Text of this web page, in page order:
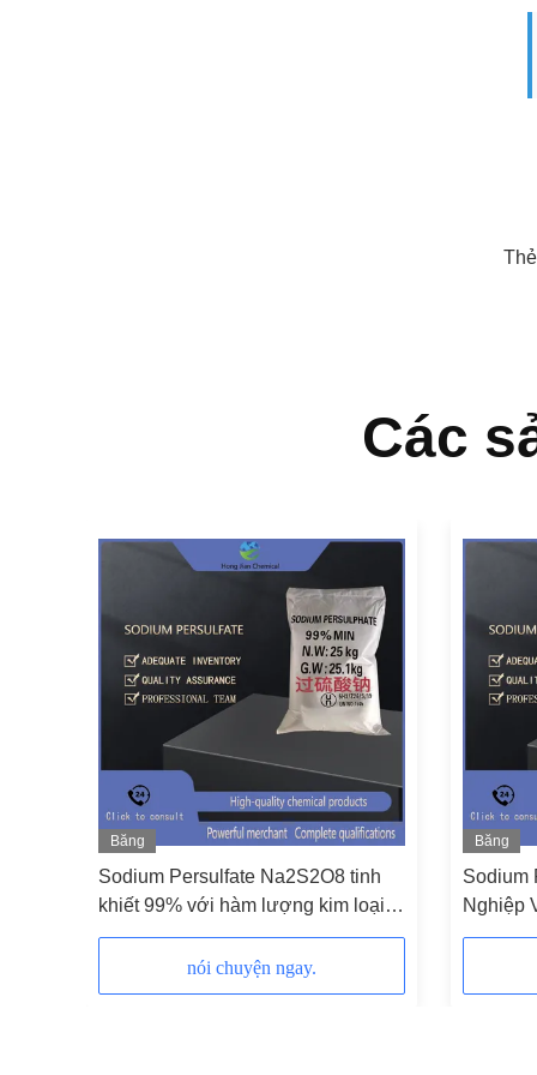
Các
Băng
hình
Sodium Persulfate Na2S2O8 tinh
khiết 99% với hàm lượng kim loại
nặng thấp và khả năng oxy hóa cao
nói chuyện ngay.
Băng
hình
Sodium
Nghiệp
CAS